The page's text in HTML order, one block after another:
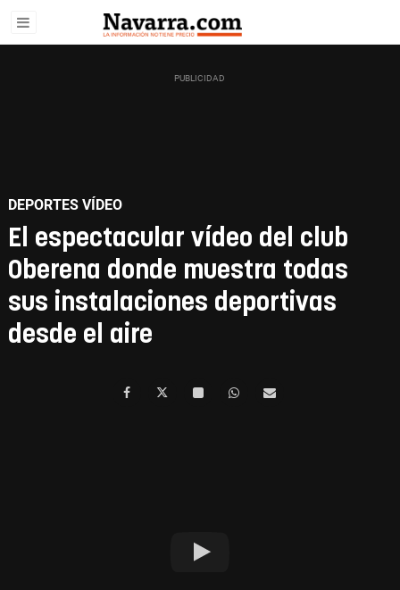
DEPORTES VÍDEO
El espectacular vídeo del club
Oberena donde muestra todas
sus instalaciones deportivas
desde el aire